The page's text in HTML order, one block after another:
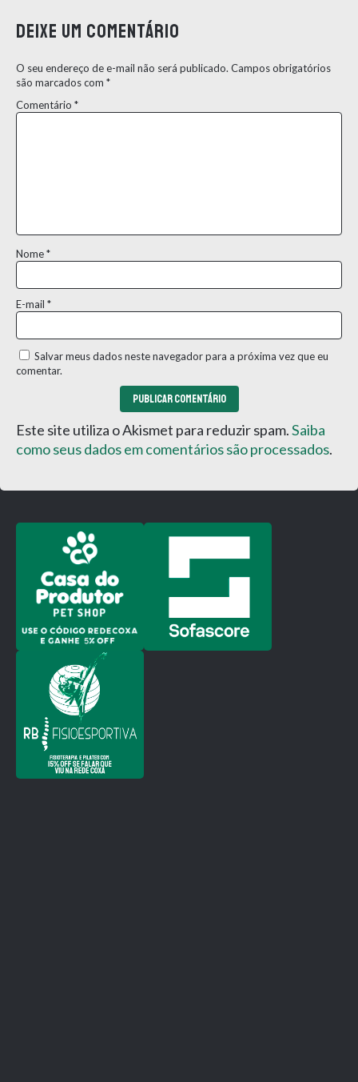
Deixe um comentário
O seu endereço de e-mail não será publicado. Campos obrigatórios
são marcados com *
Comentário *
Nome*
E-mail *
Salvar meus dados neste navegador para a próxima vez que eu
comentar.
Este site utiliza o Akismet para reduzir spam.Saiba
como seus dados em comentários são processados.